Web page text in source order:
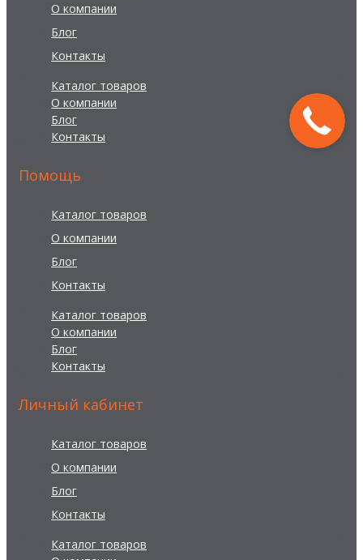
О компании
Блог
Контакты
Каталог товаров
О компании
Блог
Контакты
Помощь
Каталог товаров
О компании
Блог
Контакты
Каталог товаров
О компании
Блог
Контакты
Личный кабинет
Каталог товаров
О компании
Блог
Контакты
Каталог товаров